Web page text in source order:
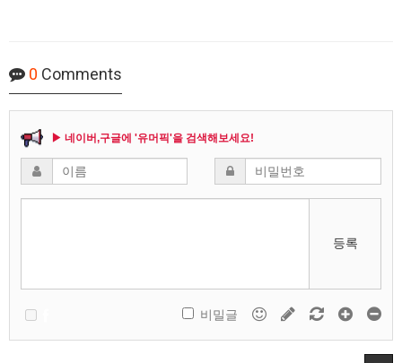
0 Comments
▶ 네이버,구글에 '유머픽'을 검색해보세요!
등록
비밀글